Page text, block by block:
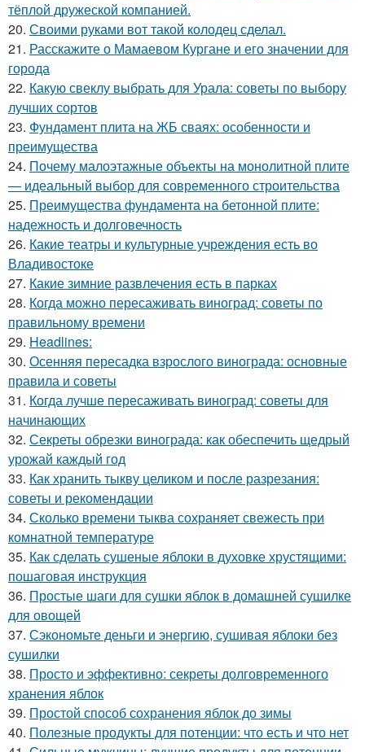
тёплой дружеской компанией.
20. Своими руками вот такой колодец сделал.
21. Расскажите о Мамаевом Кургане и его значении для
города
22. Какую свеклу выбрать для Урала: советы по выбору
лучших сортов
23. Фундамент плита на ЖБ сваях: особенности и
преимущества
24. Почему малоэтажные объекты на монолитной плите
— идеальный выбор для современного строительства
25. Преимущества фундамента на бетонной плите:
надежность и долговечность
26. Какие театры и культурные учреждения есть во
Владивостоке
27. Какие зимние развлечения есть в парках
28. Когда можно пересаживать виноград: советы по
правильному времени
29. Headlines:
30. Осенняя пересадка взрослого винограда: основные
правила и советы
31. Когда лучше пересаживать виноград: советы для
начинающих
32. Секреты обрезки винограда: как обеспечить щедрый
урожай каждый год
33. Как хранить тыкву целиком и после разрезания:
советы и рекомендации
34. Сколько времени тыква сохраняет свежесть при
комнатной температуре
35. Как сделать сушеные яблоки в духовке хрустящими:
пошаговая инструкция
36. Простые шаги для сушки яблок в домашней сушилке
для овощей
37. Сэкономьте деньги и энергию, сушивая яблоки без
сушилки
38. Просто и эффективно: секреты долговременного
хранения яблок
39. Простой способ сохранения яблок до зимы
40. Полезные продукты для потенции: что есть и что нет